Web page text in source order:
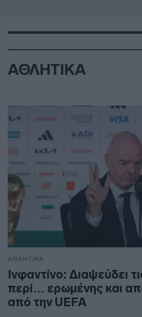
ΑΘΛΗΤΙΚΑ
ΑΘΛΗΤΙΚΑ
Ινφαντίνο: Διαψεύδει
περί… ερωμένης και
από την UEFA